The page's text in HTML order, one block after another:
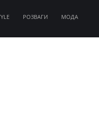
РОЗВАГИ МОДА